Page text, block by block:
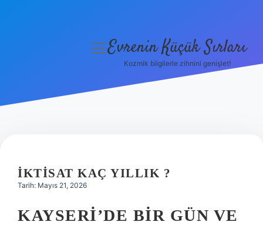
Hakkımızda
menüyü
Evrenin Küçük Sırları
Kozmik bilgilerle zihnini genişlet!
İKTISAT KAÇ YILLIK ?
Tarih: Mayıs 21, 2026
KAYSERI’DE BIR GÜN VE